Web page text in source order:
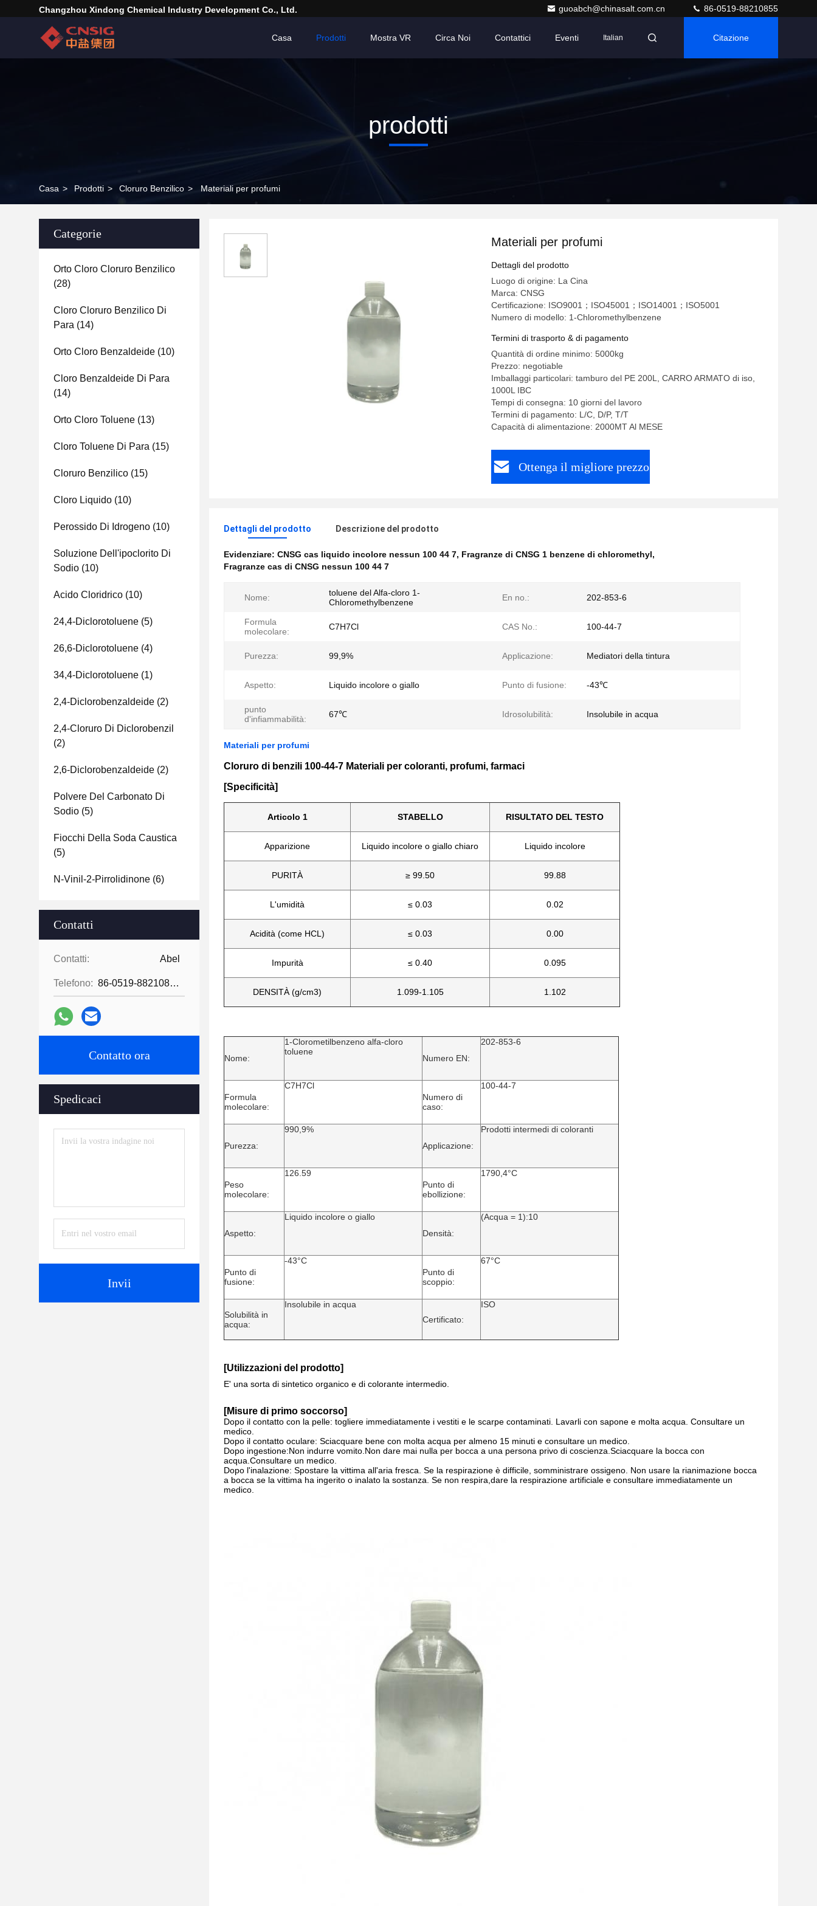
Changzhou Xindong Chemical Industry Development Co., Ltd. guoabch@chinasalt.com.cn 86-0519-88210855
Casa Prodotti Mostra VR Circa Noi Contattici Eventi Italian Citazione
prodotti
Casa > Prodotti > Cloruro Benzilico > Materiali per profumi
Categorie
Orto Cloro Cloruro Benzilico
(28)
Cloro Cloruro Benzilico Di
Para (14)
Orto Cloro Benzaldeide (10)
Cloro Benzaldeide Di Para
(14)
Orto Cloro Toluene (13)
Cloro Toluene Di Para (15)
Cloruro Benzilico (15)
Cloro Liquido (10)
Perossido Di Idrogeno (10)
Soluzione Dell'ipoclorito Di
Sodio (10)
Acido Cloridrico (10)
24,4-Diclorotoluene (5)
26,6-Diclorotoluene (4)
34,4-Diclorotoluene (1)
2,4-Diclorobenzaldeide (2)
2,4-Cloruro Di Diclorobenzil
(2)
2,6-Diclorobenzaldeide (2)
Polvere Del Carbonato Di
Sodio (5)
Fiocchi Della Soda Caustica
(5)
N-Vinil-2-Pirrolidinone (6)
Contatti
Contatti: Abel
Telefono: 86-0519-88210855
Contatto ora
Spedicaci
Invii
Materiali per profumi
Dettagli del prodotto
Luogo di origine: La Cina
Marca: CNSG
Certificazione: ISO9001；ISO45001；ISO14001；ISO5001
Numero di modello: 1-Chloromethylbenzene
Termini di trasporto & di pagamento
Quantità di ordine minimo: 5000kg
Prezzo: negotiable
Imballaggi particolari: tamburo del PE 200L, CARRO ARMATO di iso,
1000L IBC
Tempi di consegna: 10 giorni del lavoro
Termini di pagamento: L/C, D/P, T/T
Capacità di alimentazione: 2000MT Al MESE
Ottenga il migliore prezzo
Dettagli del prodotto Descrizione del prodotto
Evidenziare: CNSG cas liquido incolore nessun 100 44 7, Fragranze di CNSG 1 benzene di chloromethyl,
Fragranze cas di CNSG nessun 100 44 7
Nome:
toluene del Alfa-cloro 1-
Chloromethylbenzene
En no.: 202-853-6
Formula
molecolare:
C7H7Cl CAS No.: 100-44-7
Purezza: 99,9% Applicazione: Mediatori della tintura
Aspetto: Liquido incolore o giallo Punto di fusione: -43℃
punto
d'infiammabilità:
67℃ Idrosolubilità: Insolubile in acqua
Materiali per profumi
Cloruro di benzili 100-44-7 Materiali per coloranti, profumi, farmaci
[Specificità]
Articolo 1 STABELLO RISULTATO DEL TESTO
Apparizione Liquido incolore o giallo chiaro Liquido incolore
PURITÀ ≥ 99.50 99.88
L'umidità ≤ 0.03 0.02
Acidità (come HCL) ≤ 0.03 0.00
Impurità ≤ 0.40 0.095
DENSITÀ (g/cm3) 1.099-1.105 1.102
Nome:
1-Clorometilbenzeno alfa-cloro
toluene
Numero EN:
202-853-6
Formula
molecolare:
C7H7Cl
Numero di
caso:
100-44-7
Purezza:
990,9%
Applicazione:
Prodotti intermedi di coloranti
Peso
molecolare:
126.59
Punto di
ebollizione:
1790,4°C
Aspetto:
Liquido incolore o giallo
Densità:
(Acqua = 1):10
Punto di
fusione:
-43°C
Punto di
scoppio:
67°C
Solubilità in
acqua:
Insolubile in acqua
Certificato:
ISO
[Utilizzazioni del prodotto]
E' una sorta di sintetico organico e di colorante intermedio.
[Misure di primo soccorso]
Dopo il contatto con la pelle: togliere immediatamente i vestiti e le scarpe contaminati. Lavarli con sapone e molta acqua. Consultare un
medico.
Dopo il contatto oculare: Sciacquare bene con molta acqua per almeno 15 minuti e consultare un medico.
Dopo ingestione:Non indurre vomito.Non dare mai nulla per bocca a una persona privo di coscienza.Sciacquare la bocca con
acqua.Consultare un medico.
Dopo l'inalazione: Spostare la vittima all'aria fresca. Se la respirazione è difficile, somministrare ossigeno. Non usare la rianimazione bocca
a bocca se la vittima ha ingerito o inalato la sostanza. Se non respira,dare la respirazione artificiale e consultare immediatamente un
medico.